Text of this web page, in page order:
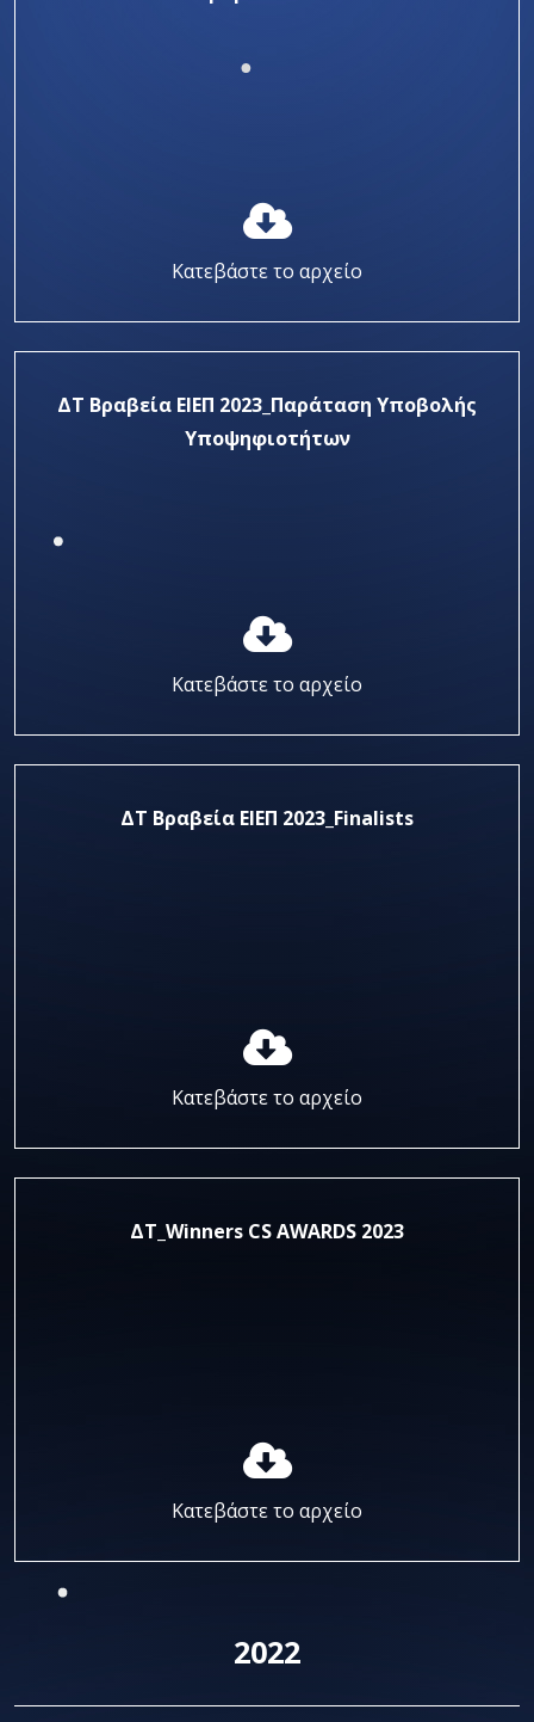
Κατεβάστε το αρχείο
ΔΤ Βραβεία ΕΙΕΠ 2023_Παράταση Υποβολής
Υποψηφιοτήτων
Κατεβάστε το αρχείο
ΔΤ Βραβεία ΕΙΕΠ 2023_Finalists
Κατεβάστε το αρχείο
ΔΤ_Winners CS AWARDS 2023
Κατεβάστε το αρχείο
2022